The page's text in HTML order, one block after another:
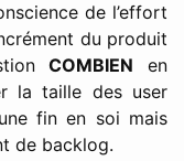
de l’effort
du produit
COMBIEN en
la taille des user
fin en soi mais
de backlog.